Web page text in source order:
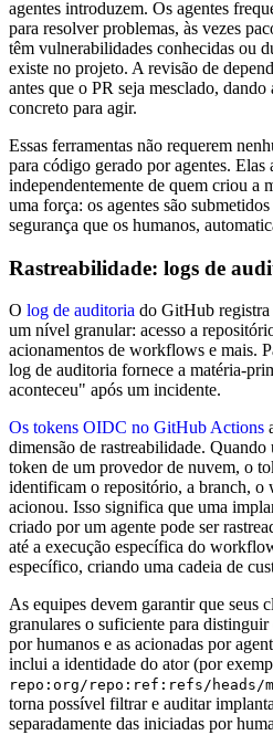
agentes introduzem. Os agentes
para resolver problemas, às vezes
têm vulnerabilidades conhecidas ou
existe no projeto. A revisão de
antes que o PR seja mesclado, dando
concreto para agir.
Essas ferramentas não requerem
para código gerado por agentes. Elas
independentemente de quem criou a
uma força: os agentes são
segurança que os humanos,
Rastreabilidade: logs de
O log de auditoria do GitHub
um nível granular: acesso a
acionamentos de workflows e mais.
log de auditoria fornece a matéria-
aconteceu" após um incidente.
Os tokens OIDC no GitHub Actions
dimensão de rastreabilidade.
token de um provedor de nuvem, o
identificam o repositório, a branch,
acionou. Isso significa que uma
criado por um agente pode ser
até a execução específica do
específico, criando uma cadeia de
As equipes devem garantir que seus
granulares o suficiente para
por humanos e as acionadas por
inclui a identidade do ator (por
repo:org/repo:ref:refs/heads/
torna possível filtrar e auditar
separadamente das iniciadas por